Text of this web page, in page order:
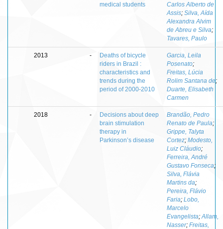
medical students
Carlos Alberto de
Assis; Silva, Aída
Alexandra Alvim
de Abreu e Silva;
Tavares, Paulo
2013 -
Deaths of bicycle
riders in Brazil :
characteristics and
trends during the
period of 2000-2010
Garcia, Leila
Posenato;
Freitas, Lúcia
Rolim Santana de;
Duarte, Elisabeth
Carmen
2018 -
Decisions about deep
brain stimulation
therapy in
Parkinson’s disease
Brandão, Pedro
Renato de Paula;
Grippe, Talyta
Cortez; Modesto,
Luiz Cláudio;
Ferreira, André
Gustavo Fonseca;
Silva, Flávia
Martins da;
Pereira, Flávio
Faria; Lobo,
Marcelo
Evangelista; Allam,
Nasser; Freitas,